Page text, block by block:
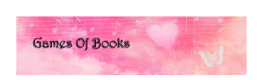
Accéder
au
contenu